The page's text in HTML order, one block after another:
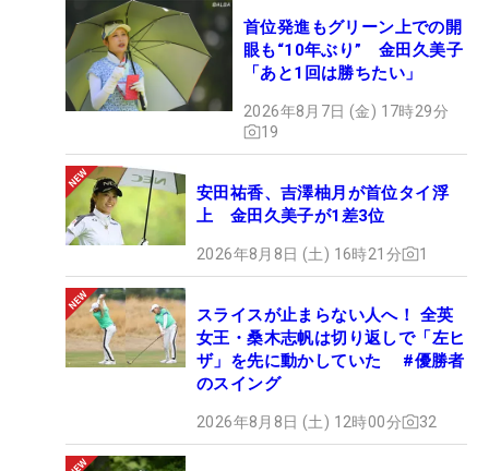
首位発進もグリーン上での開
眼も“10年ぶり” 金田久美子
「あと1回は勝ちたい」
2026年8月7日 (金) 17時29分
19
安田祐香、吉澤柚月が首位タイ浮
上 金田久美子が1差3位
2026年8月8日 (土) 16時21分 1
スライスが止まらない人へ！ 全英
女王・桑木志帆は切り返しで「左ヒ
ザ」を先に動かしていた #優勝者
のスイング
2026年8月8日 (土) 12時00分 32